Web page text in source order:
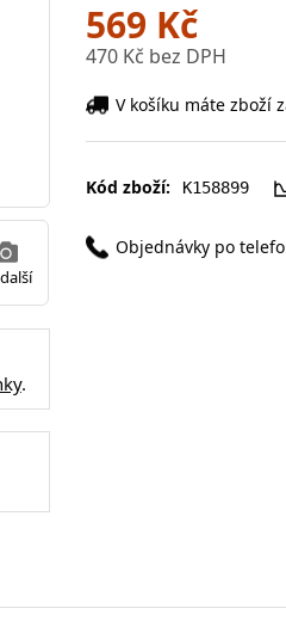
.
569 Kč
470 Kč bez DPH
V košíku máte zboží
Kód zboží: K158899
Objednávky po